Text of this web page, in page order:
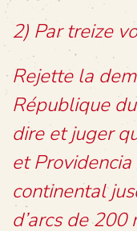
2) Par treize
Rejette la
République
dire et juger
et
continental
d’arcs de